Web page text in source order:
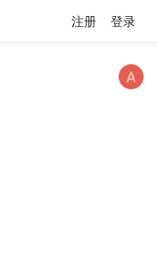
注册 登录